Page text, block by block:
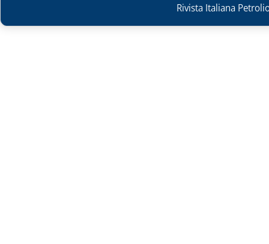
Rivista Italiana